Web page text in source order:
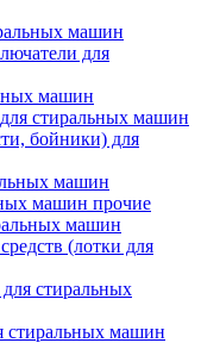
машин
для
машин
стиральных машин
бойники) для
машин
машин прочие
машин
(лотки для
стиральных
стиральных машин